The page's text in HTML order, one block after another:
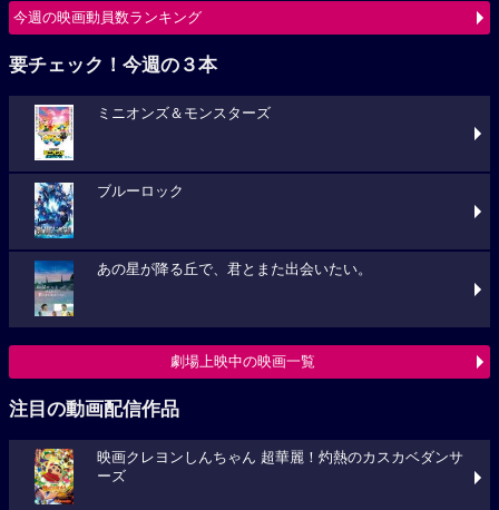
今週の映画動員数ランキング
要チェック！今週の３本
ミニオンズ＆モンスターズ
ブルーロック
あの星が降る丘で、君とまた出会いたい。
劇場上映中の映画一覧
注目の動画配信作品
映画クレヨンしんちゃん 超華麗！灼熱のカスカベダンサ
ーズ